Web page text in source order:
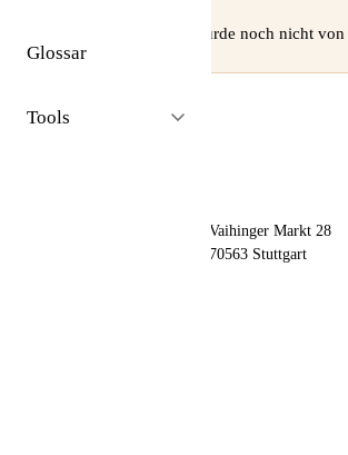
Glossar
Tools
⚠ Dieses Profil wurde noch nicht von
Vaihinger Markt 28
70563 Stuttgart